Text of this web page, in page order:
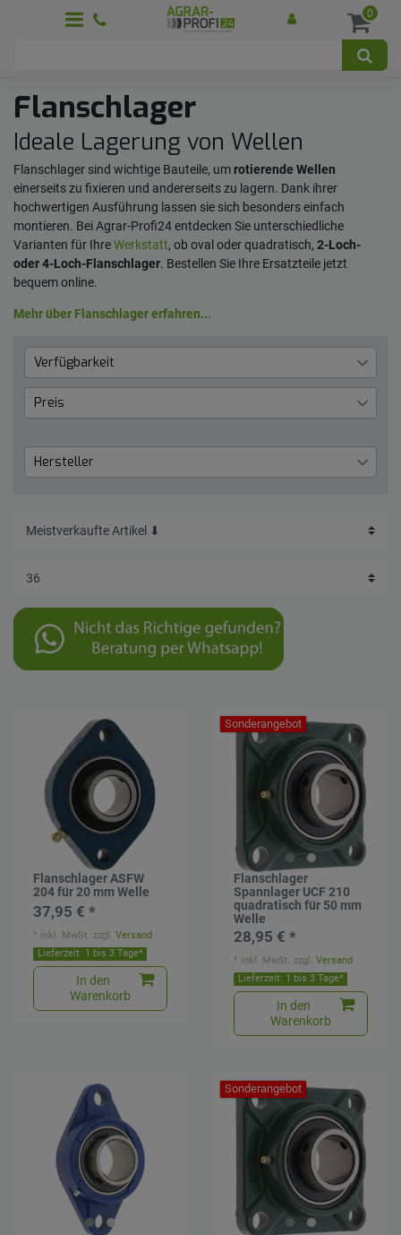
0
Flanschlager
Ideale Lagerung von Wellen
Flanschlager sind wichtige Bauteile, umrotierende Wellen
einerseits zu fixieren und andererseits zu lagern. Dank ihrer
hochwertigen Ausführung lassen sie sich besonders einfach
montieren. Bei Agrar-Profi24 entdecken Sie unterschiedliche
Varianten für IhreWerkstatt, ob oval oder quadratisch, 2-Loch-
oder 4-Loch-Flanschlager. Bestellen Sie Ihre Ersatzteile jetzt
bequem online.
Mehr über Flanschlager erfahren...
Verfügbarkeit
Lieferzeit 1 bis 3 Werktage 18
Preis
€
Hersteller
Flanschlager ASFW
204 für 20 mm Welle
37,95 € *
Lieferzeit: 1 bis 3 Tage*
In den
Warenkorb
* inkl. MwSt. zzgl.Versand
Sonderangebot
Flanschlager
Spannlager UCF 210
quadratisch für 50 mm
Welle
28,95 € *
Lieferzeit: 1 bis 3 Tage*
In den
Warenkorb
* inkl. MwSt. zzgl.Versand
Sonderangebot